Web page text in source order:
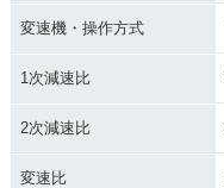
変速機・操作方式
1次減速比
2次減速比
変速比